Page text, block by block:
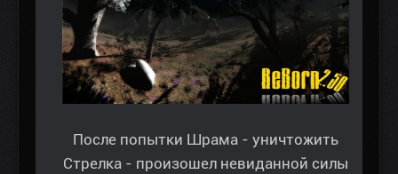
После попытки Шрама - уничтожить
Стрелка - произошел невиданной силы